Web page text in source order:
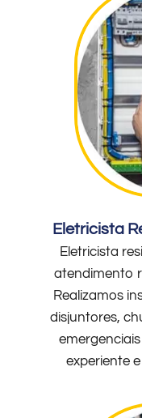
Eletricista
Eletricista
atendimento
Realizamos
disjuntores,
experiente